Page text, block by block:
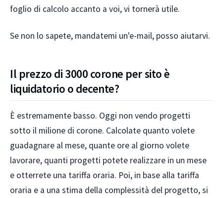
foglio di calcolo accanto a voi, vi tornerà utile.
Se non lo sapete, mandatemi un'e-mail, posso aiutarvi.
Il prezzo di 3000 corone per sito è
liquidatorio o decente?
È estremamente basso. Oggi non vendo progetti
sotto il milione di corone. Calcolate quanto volete
guadagnare al mese, quante ore al giorno volete
lavorare, quanti progetti potete realizzare in un mese
e otterrete una tariffa oraria. Poi, in base alla tariffa
oraria e a una stima della complessità del progetto, si